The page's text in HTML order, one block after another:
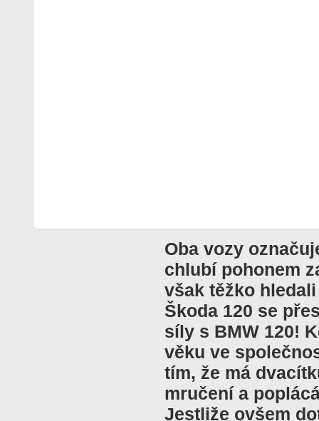
Oba vozy
chlubí pohonem
však těžko
Škoda 120 se
síly s BMW 120!
věku ve
tím, že má
mručení a
Jestliže ovšem